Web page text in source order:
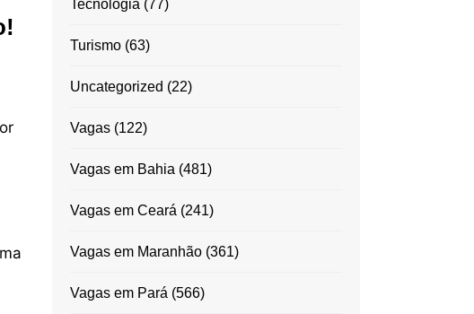
Tecnologia (77)
Turismo(63)
Uncategorized (22)
Vagas(122)
Vagas em Bahia (481)
Vagas em Ceará (241)
Vagas em Maranhão(361)
Vagas em Pará (566)